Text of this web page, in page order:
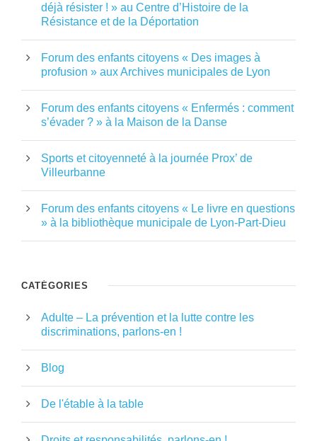
déjà résister ! » au Centre d’Histoire de la
Résistance et de la Déportation
Forum des enfants citoyens « Des images à
profusion » aux Archives municipales de Lyon
Forum des enfants citoyens « Enfermés : comment
s’évader ? » à la Maison de la Danse
Sports et citoyenneté à la journée Prox’ de
Villeurbanne
Forum des enfants citoyens « Le livre en questions
» à la bibliothèque municipale de Lyon-Part-Dieu
CATÉGORIES
Adulte – La prévention et la lutte contre les
discriminations, parlons-en !
Blog
De l'étable à la table